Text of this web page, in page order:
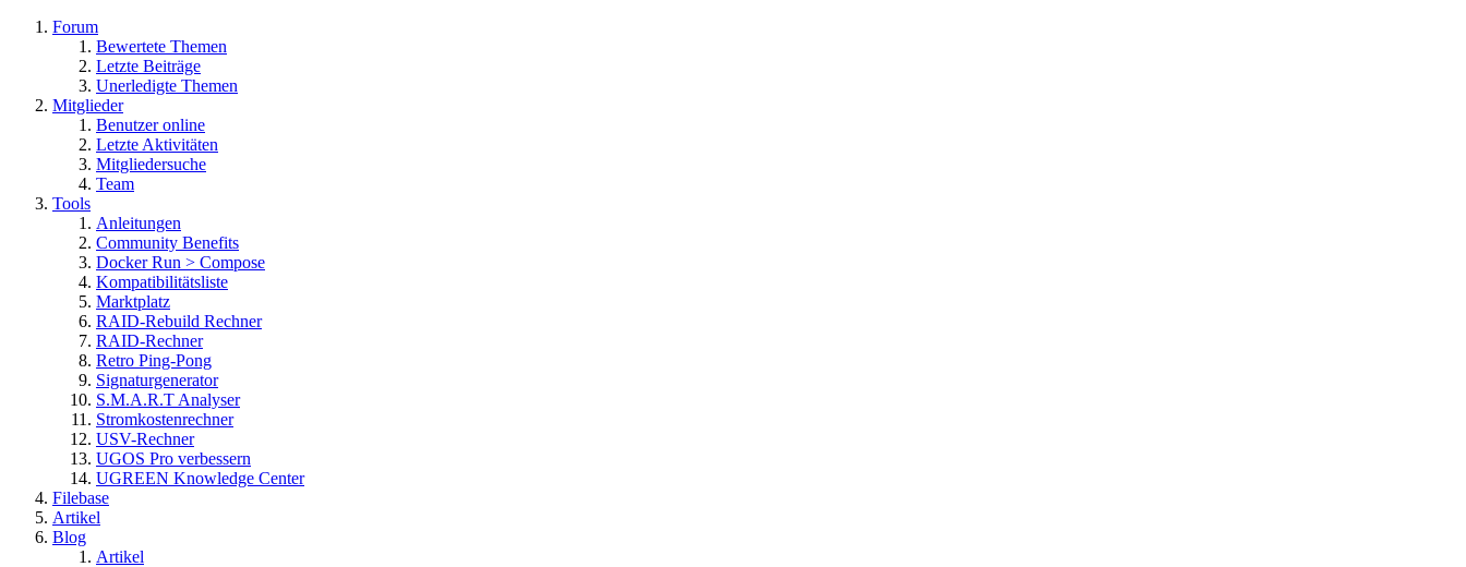
Forum
Bewertete Themen
Letzte Beiträge
Unerledigte Themen
Mitglieder
Benutzer online
Letzte Aktivitäten
Mitgliedersuche
Team
Tools
Anleitungen
Community Benefits
Docker Run > Compose
Kompatibilitätsliste
Marktplatz
RAID-Rebuild Rechner
RAID-Rechner
Retro Ping-Pong
Signaturgenerator
S.M.A.R.T Analyser
Stromkostenrechner
USV-Rechner
UGOS Pro verbessern
UGREEN Knowledge Center
Filebase
Artikel
Blog
Artikel